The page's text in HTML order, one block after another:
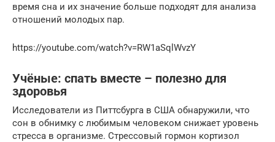
время сна и их значение больше подходят для анализа
отношений молодых пар.
https://youtube.com/watch?v=RW1aSqlWvzY
Учёные: спать вместе – полезно для
здоровья
Исследователи из Питтсбурга в США обнаружили, что
сон в обнимку с любимым человеком снижает уровень
стресса в организме. Стрессовый гормон кортизол